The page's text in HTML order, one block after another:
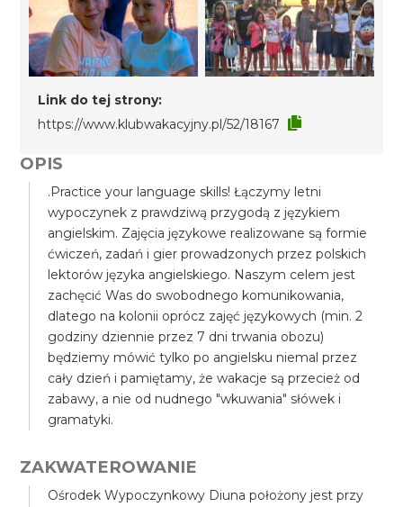
Link do tej strony:
https://www.klubwakacyjny.pl/52/18167
OPIS
.Practice your language skills! Łączymy letni
wypoczynek z prawdziwą przygodą z językiem
angielskim. Zajęcia językowe realizowane są formie
ćwiczeń, zadań i gier prowadzonych przez polskich
lektorów języka angielskiego. Naszym celem jest
zachęcić Was do swobodnego komunikowania,
dlatego na kolonii oprócz zajęć językowych (min. 2
godziny dziennie przez 7 dni trwania obozu)
będziemy mówić tylko po angielsku niemal przez
cały dzień i pamiętamy, że wakacje są przecież od
zabawy, a nie od nudnego "wkuwania" słówek i
gramatyki.
ZAKWATEROWANIE
Ośrodek Wypoczynkowy Diuna położony jest przy